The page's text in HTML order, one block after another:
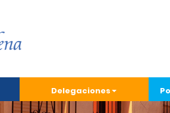
Delegaciones